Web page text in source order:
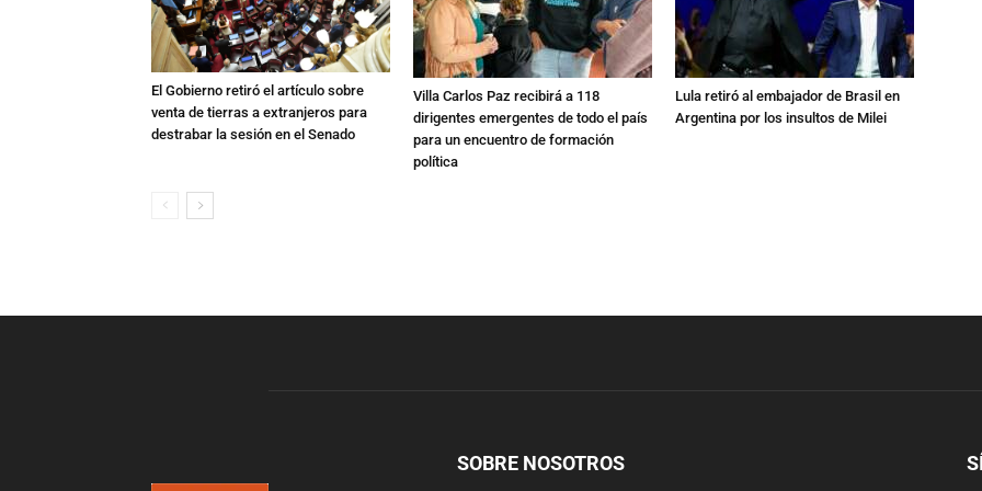
El Gobierno retiró el artículo sobre
venta de tierras a extranjeros para
destrabar la sesión en el Senado
Villa Carlos Paz recibirá a 118
dirigentes emergentes de todo el país
para un encuentro de formación
política
Lula retiró al embajador de Brasil en
Argentina por los insultos de Milei
SOBRE NOSOTROS